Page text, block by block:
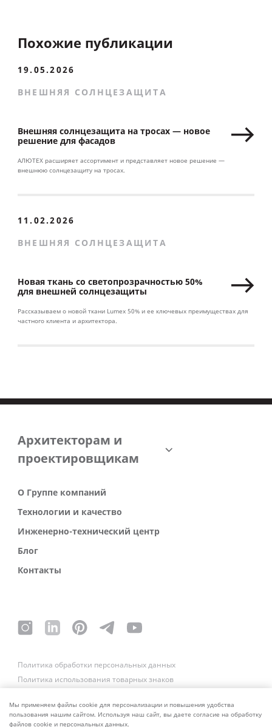
Похожие публикации
19.05.2026
ВНЕШНЯЯ СОЛНЦЕЗАЩИТА
Внешняя солнцезащита на тросах — новое
решение для фасадов
АЛЮТЕХ расширяет ассортимент и представляет новое решение —
внешнюю солнцезащиту на тросах.
11.02.2026
ВНЕШНЯЯ СОЛНЦЕЗАЩИТА
Новая ткань со светопрозрачностью 50%
для внешней солнцезащиты
Рассказываем о новой ткани Lumex 50% и ее ключевых преимуществах для
частного клиента и архитектора.
Архитекторам и
проектировщикам
О Группе компаний
Технологии и качество
Инженерно-технический центр
Блог
Контакты
Политика обработки персональных данных
Политика использования товарных знаков
Мы применяем файлы cookie для персонализации и повышения удобства
пользования нашим сайтом. Используя наш сайт, вы даете согласие на обработку
файлов cookie и персональных данных.